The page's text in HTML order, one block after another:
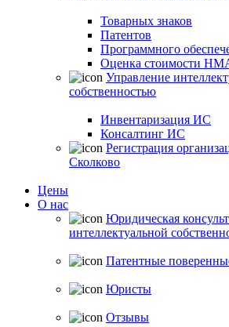
Товарных знаков
Патентов
Программного
Оценка стоимости
Управление
собственностью
Инвентаризация ИС
Консалтинг ИС
Регистрация
Сколково
Цены
О нас
Юридическая
интеллектуальной
Патентные
Юристы
Отзывы